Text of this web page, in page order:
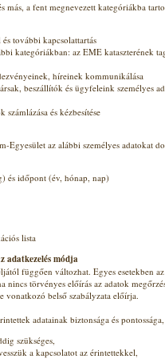
más, a fent megnevezett kategóriákba
további kapcsolattartás
kategóriákban: az EME kataszterének
híreinek kommunikálása
beszállítók és ügyfeleink személyes
és kézbesítése
Egyesület az alábbi személyes adatokat
és időpont (év, hónap, nap)
lista
adatkezelés módja
függően változhat. Egyes esetekben
nincs törvényes előírás az adatok
vonatkozó belső szabályzata előírja.
adatainak biztonsága és
szükséges,
a kapcsolatot az érintettekkel,